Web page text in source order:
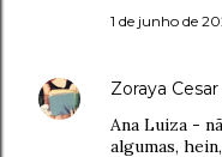
1 de junho de
Zoraya Cesar
Ana Luiza -
algumas,